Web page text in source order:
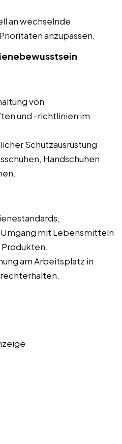
an wechselnde
anzupassen.
von
und -richtlinien im
Schutzausrüstung
Handschuhen
mit Lebensmitteln
am Arbeitsplatz in